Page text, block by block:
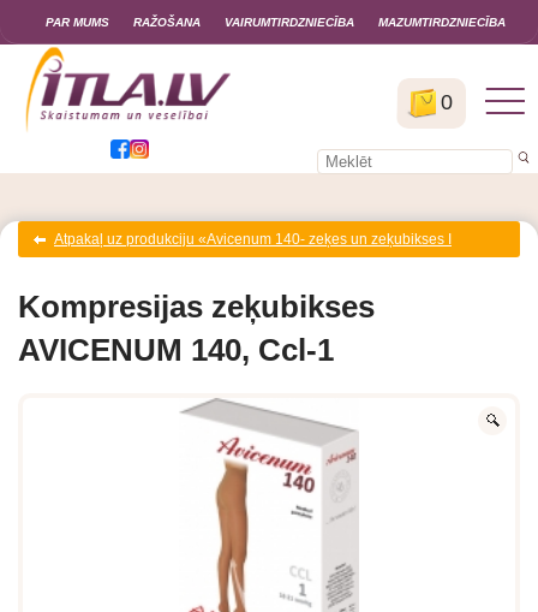
0
PAR MUMS RAŽOŠANA VAIRUMTIRDZNIECĪBA MAZUMTIRDZNIECĪBA
Atpakaļ uz produkciju «Avicenum 140- zeķes un zeķubikses I
Kompresijas zeķubikses
AVICENUM 140, Ccl-1